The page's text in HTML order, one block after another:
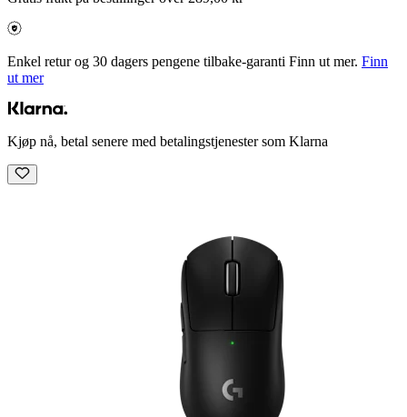
Enkel retur og 30 dagers pengene tilbake-garanti Finn ut mer. Finn
ut mer
Kjøp nå, betal senere med betalingstjenester som Klarna